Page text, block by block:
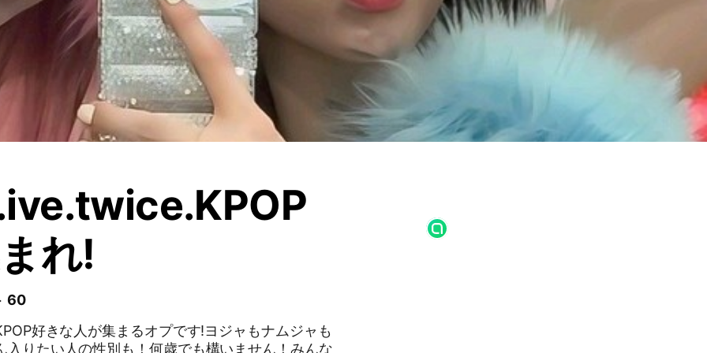
れ!
60
好きな人が集まるオプです!ヨジャもナムジャも
入りたい人の性別も！何歳でも構いません！みんな